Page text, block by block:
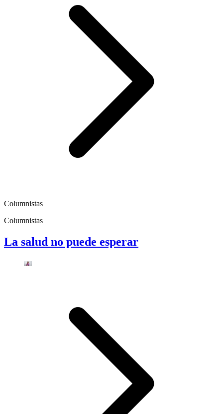
Columnistas
Columnistas
La salud no puede esperar